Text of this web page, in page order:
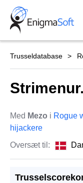
Skip
content
Trusseldatabase
Med Mezo i Rogue
hijackere
Oversæt til: